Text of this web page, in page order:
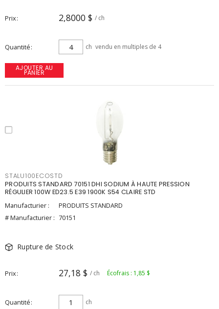
Prix 2,8000 $ / ch
Quantité ch vendu en multiples de 4
AJOUTER AU
PANIER
STALU100ECOSTD
PRODUITS STANDARD 70151 DHI SODIUM À HAUTE PRESSION
RÉGULIER 100W ED23.5 E39 1900K S54 CLAIRE STD
Manufacturier :
PRODUITS STANDARD
# Manufacturier : 70151
Rupture de Stock
Prix 27,18 $ / ch Écofrais : 1,85 $
Quantité ch